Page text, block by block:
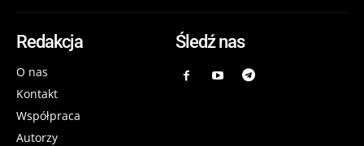
Redakcja
O nas
Kontakt
Współpraca
Autorzy
Śledź nas